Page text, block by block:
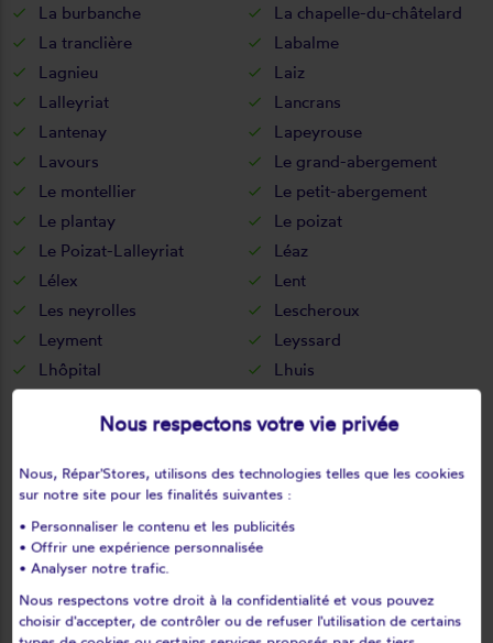
La burbanche
La chapelle-du-châtelard
La tranclière
Labalme
Lagnieu
Laiz
Lalleyriat
Lancrans
Lantenay
Lapeyrouse
Lavours
Le grand-abergement
Le montellier
Le petit-abergement
Le plantay
Le poizat
Le Poizat-Lalleyriat
Léaz
Lélex
Lent
Les neyrolles
Lescheroux
Leyment
Leyssard
Lhôpital
Lhuis
Lompnieu
Loyettes
L'abergement-de-varey
Magnieu
Maillat
Malafretaz
Mantenay-montlin
Marboz
Marignieu
Marlieux
Marsonnas
Martignat
Nous respectons votre vie privée
Nous, Répar'Stores, utilisons des technologies telles que les cookies
sur notre site pour les finalités suivantes :
• Personnaliser le contenu et les publicités
• Offrir une expérience personnalisée
• Analyser notre trafic.
Nous respectons votre droit à la confidentialité et vous pouvez
choisir d'accepter, de contrôler ou de refuser l'utilisation de certains